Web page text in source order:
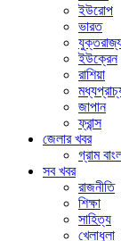
ইউরোপ
ভারত
ইউক্রেন
রাশিয়া
জাপান
ফ্রান্স
জেলার খবর
গ্রাম
সব খবর
রাজনীতি
শিক্ষা
সাহিত্য
খেলাধুলা